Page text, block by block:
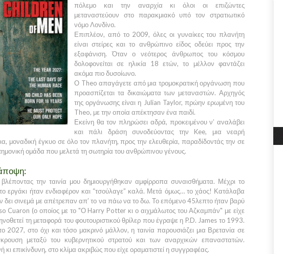
πόλεμο και την αναρχία κι όλοι οι επιζώντες
μεταναστεύουν στο παρακμιακό υπό τον στρατιωτικό
νόμοΛονδίνο.
Επιπλέον, από το 2009, όλες οι γυναίκες του πλανήτη
είναι στείρες και το ανθρώπινο είδος οδεύει προς την
εξαφάνιση. Όταν ο νεότερος άνθρωπος του κόσμου
δολοφονείται σε ηλικία 18 ετών, το μέλλον φαντάζει
ακόμα πιο δυσοίωνο.
Ο Theoαπαγάγετε από μια τρομοκρατική οργάνωση που
προασπίζεται τα δικαιώματα των μεταναστών. Αρχηγός
της οργάνωσης είναι η Julian Taylor, πρώην ερωμένη του
Theo, με την οποία απέκτησαν ένα παιδί.
Εκείνη θα τον πληρώσει αδρά, προκειμένου ν’ αναλάβει
και πάλι δράση συνοδεύοντας την Kee, μια νεαρή
μοναδική έγκυο σε όλο τον πλανήτη, προς την ελευθερία, παραδίδοντάς την σε
ομάδα που μελετά τη σωτηρία του ανθρώπινου γένους.
βλέποντας την ταινία μου δημιουργήθηκαν αμφίρροπα συναισθήματα. Μέχρι το
το εργάκι ήταν ενδιαφέρον και “τσούλαγε” καλά. Μετά όμως… το χάος! Κατάλαβα
δει σινεμά με απέτρεπαν απ’ το να πάω να το δω. Το επόμενο45λεπτοήταν βαρύ
Cuaron (ο οποίος με το "Ο Harry Potter κι ο αιχμάλωτος του Αζκαμπάν" με είχε
τη μεταφορά του φουτουριστικού θρίλερ που έγραψε η P.D. James το 1993.
2027, στο όχι και τόσο μακρινό μάλλον, η ταινία παρουσιάζει μια Βρετανία σε
μεταξύ του κυβερνητικού στρατού και των αναρχικών επαναστατών.
κι επικίνδυνη, στο κλίμα ακριβώς που είχε οραματιστεί η συγγραφέας.